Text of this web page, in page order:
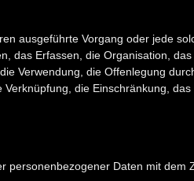
ausgeführte Vorgang oder jede
das Erfassen, die Organisation, das
Verwendung, die Offenlegung
die Einschränkung,
personenbezogener Daten mit dem